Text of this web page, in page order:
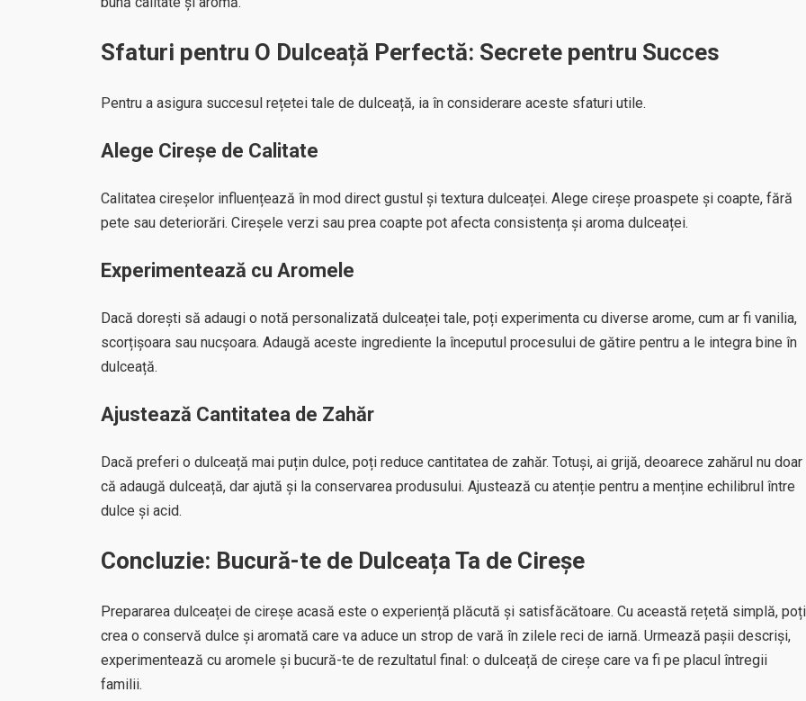
Sfaturi pentru O Dulceață Perfectă: Secrete pentru Succes
Pentru a asigura succesul rețetei tale de dulceață, ia în considerare aceste sfaturi utile.
Alege Cireșe de Calitate
Calitatea cireșelor influențează în mod direct gustul și textura dulceaței. Alege cireșe proaspete și coapte, fără
pete sau deteriorări. Cireșele verzi sau prea coapte pot afecta consistența și aroma dulceaței.
Experimentează cu Aromele
Dacă dorești să adaugi o notă personalizată dulceaței tale, poți experimenta cu diverse arome, cum ar fi vanilia,
scorțișoara sau nucșoara. Adaugă aceste ingrediente la începutul procesului de gătire pentru a le integra bine în
dulceață.
Ajustează Cantitatea de Zahăr
Dacă preferi o dulceață mai puțin dulce, poți reduce cantitatea de zahăr. Totuși, ai grijă, deoarece zahărul nu doar
că adaugă dulceață, dar ajută și la conservarea produsului. Ajustează cu atenție pentru a menține echilibrul între
dulce și acid.
Concluzie: Bucură-te de Dulceața Ta de Cireșe
Prepararea dulceaței de cireșe acasă este o experiență plăcută și satisfăcătoare. Cu această rețetă simplă, poți
crea o conservă dulce și aromată care va aduce un strop de vară în zilele reci de iarnă. Urmează pașii descriși,
experimentează cu aromele și bucură-te de rezultatul final: o dulceață de cireșe care va fi pe placul întregii
familii.